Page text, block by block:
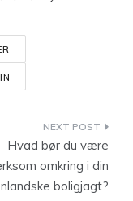
Hvad bør du være
omkring i din
boligjagt?